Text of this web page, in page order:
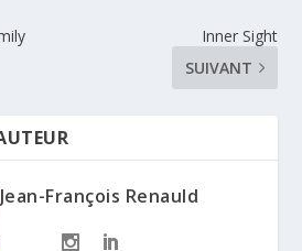
Inner Sight
SUIVANT
Jean-François Renauld